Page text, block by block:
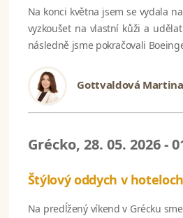
Na konci května jsem se vydala
vyzkoušet na vlastní kůži a
následně jsme pokračovali
Gottvaldová Martina
Grécko, 28. 05. 2026 -
Štýlový oddych v
Na predĺžený víkend v Grécku